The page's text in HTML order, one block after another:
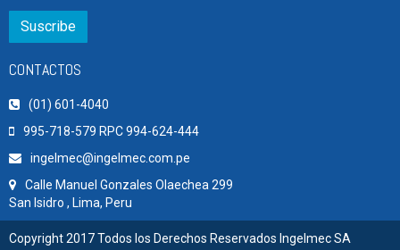
Suscribe
CONTACTOS
(01) 601-4040
995-718-579 RPC 994-624-444
ingelmec@ingelmec.com.pe
Calle Manuel Gonzales Olaechea 299
San Isidro , Lima, Peru
Copyright 2017 Todos los Derechos Reservados Ingelmec SA